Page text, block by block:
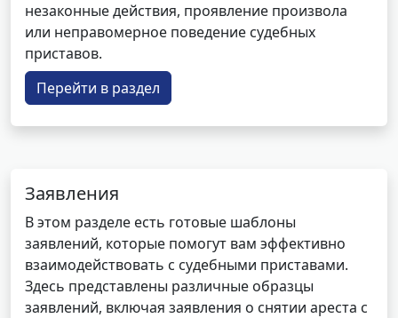
незаконные действия, проявление произвола
или неправомерное поведение судебных
приставов.
Перейти в раздел
Заявления
В этом разделе есть готовые шаблоны
заявлений, которые помогут вам эффективно
взаимодействовать с судебными приставами.
Здесь представлены различные образцы
заявлений, включая заявления о снятии ареста с